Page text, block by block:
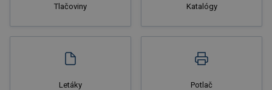
Tlačoviny Katalógy
Letáky Potlač